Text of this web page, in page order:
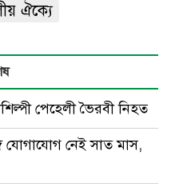
ঐক্যে
পেহেলী ভৈরবী নিহত
যোগাযোগ নেই সাত মাস,